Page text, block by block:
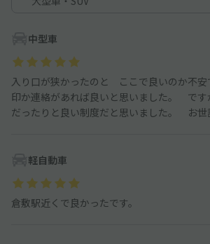
中型車
入り口が狭かったのと ここで良いのか不
印か連絡があれば良いと思いました。 で
だったりと良い制度だと思いました。 お世
軽自動車
倉敷駅近くで良かったです。